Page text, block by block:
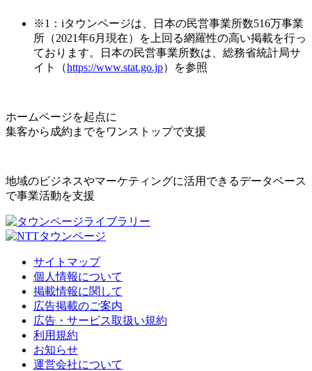
※1：iタウンページは、日本の民営事業所数516万事業
所（2021年6月現在）を上回る網羅性の高い掲載を行っ
ております。日本の民営事業所数は、総務省統計局サ
イト（https://www.stat.go.jp）を参照
ホームページを起点に
集客から成約までをワンストップで支援
地域のビジネスやマーケティングに活用できるデータベース
で事業活動を支援
サイトマップ
個人情報について
掲載情報に関して
広告掲載のご案内
広告・サービス取扱い規約
利用規約
お知らせ
運営会社について